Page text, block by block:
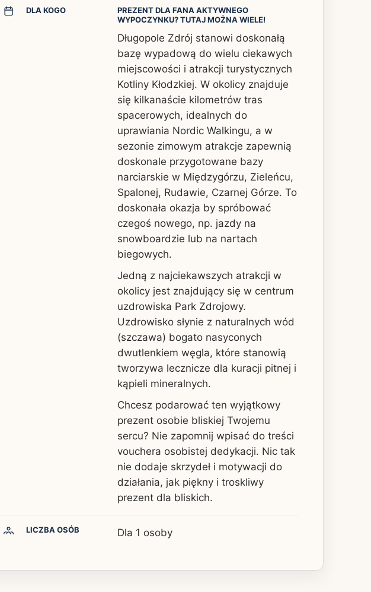
DLA KOGO
PREZENT DLA FANA AKTYWNEGO
WYPOCZYNKU? TUTAJ MOŻNA WIELE!
Długopole Zdrój stanowi doskonałą
bazę wypadową do wielu ciekawych
miejscowości i atrakcji turystycznych
Kotliny Kłodzkiej. W okolicy znajduje
się kilkanaście kilometrów tras
spacerowych, idealnych do
uprawiania Nordic Walkingu, a w
sezonie zimowym atrakcje zapewnią
doskonale przygotowane bazy
narciarskie w Międzygórzu, Zieleńcu,
Spalonej, Rudawie, Czarnej Górze. To
doskonała okazja by spróbować
czegoś nowego, np. jazdy na
snowboardzie lub na nartach
biegowych.
Jedną z najciekawszych atrakcji w
okolicy jest znajdujący się w centrum
uzdrowiska Park Zdrojowy.
Uzdrowisko słynie z naturalnych wód
(szczawa) bogato nasyconych
dwutlenkiem węgla, które stanowią
tworzywa lecznicze dla kuracji pitnej i
kąpieli mineralnych.
Chcesz podarować ten wyjątkowy
prezent osobie bliskiej Twojemu
sercu? Nie zapomnij wpisać do treści
vouchera osobistej dedykacji. Nic tak
nie dodaje skrzydeł i motywacji do
działania, jak piękny i troskliwy
prezent dla bliskich.
LICZBA OSÓB Dla 1 osoby